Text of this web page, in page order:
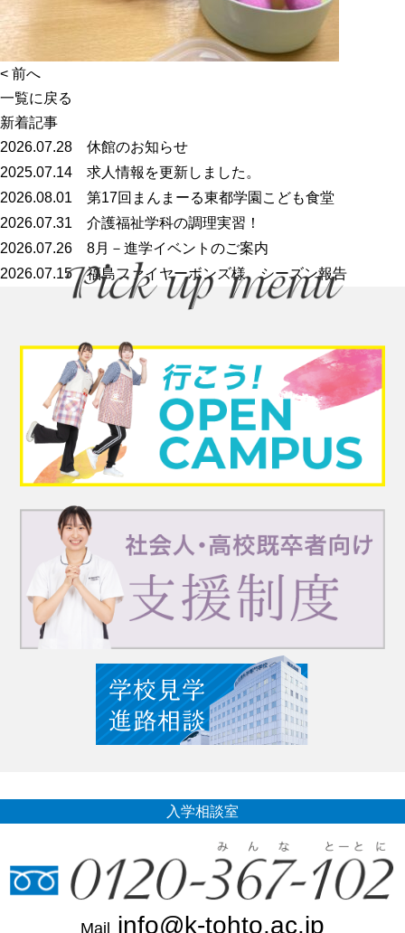
< 前へ
一覧に戻る
新着記事
2026.07.28 休館のお知らせ
2025.07.14 求人情報を更新しました。
2026.08.01 第17回まんまーる東都学園こども食堂
2026.07.31 介護福祉学科の調理実習！
2026.07.26 8月－進学イベントのご案内
2026.07.15福島ファイヤーボンズ様 シーズン報告
入学相談室
Mail info@k-tohto.ac.jp